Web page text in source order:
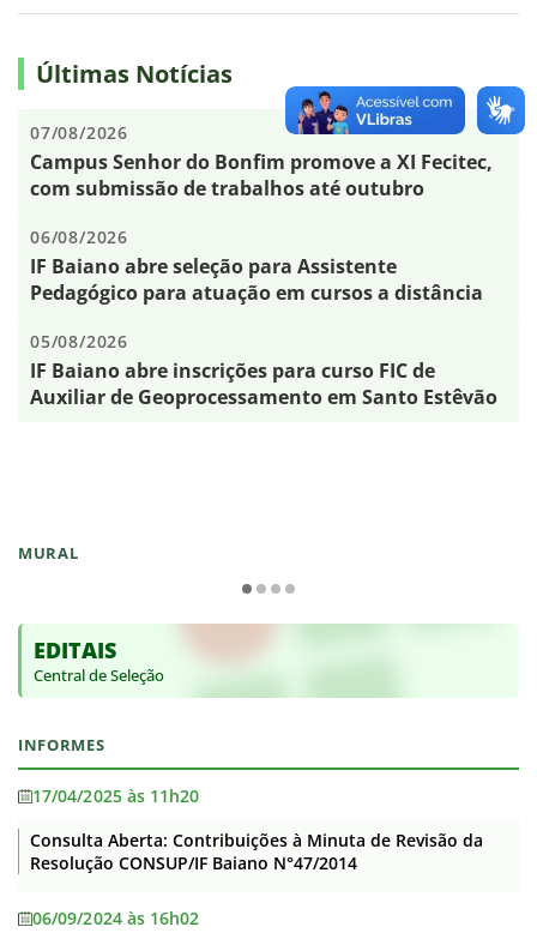
MURAL
EDITAIS
Central de Seleção
INFORMES
17/04/2025 às 11h20
Consulta Aberta: Contribuições à Minuta de Revisão da
Resolução CONSUP/IF Baiano N°47/2014
06/09/2024 às 16h02
Últimas Notícias
07/08/2026
Campus Senhor do Bonfim promove a XI Fecitec,
com submissão de trabalhos até outubro
06/08/2026
IF Baiano abre seleção para Assistente
Pedagógico para atuação em cursos a distância
05/08/2026
IF Baiano abre inscrições para curso FIC de
Auxiliar de Geoprocessamento em Santo Estêvão